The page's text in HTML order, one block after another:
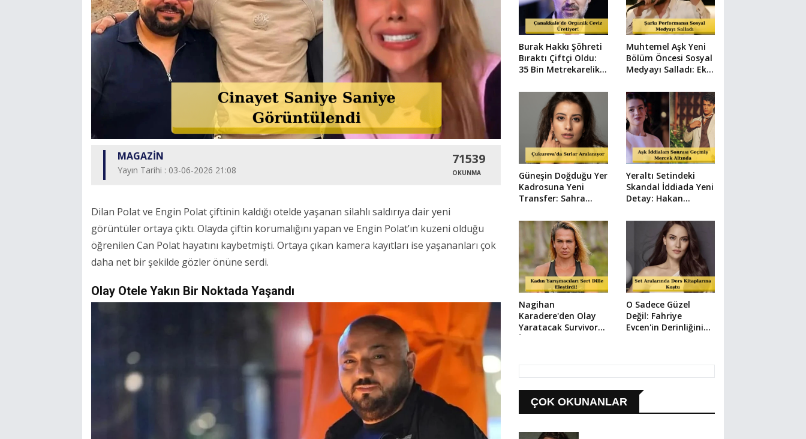
MAGAZİN
Yayın Tarihi : 03-06-2026 21:08
71539
OKUNMA
Dilan Polat ve Engin Polat çiftinin kaldığı otelde yaşanan silahlı saldırıya dair yeni
görüntüler ortaya çıktı. Olayda çiftin korumalığını yapan ve Engin Polat’ın kuzeni olduğu
öğrenilen Can Polat hayatını kaybetmişti. Ortaya çıkan kamera kayıtları ise yaşananları çok
daha net bir şekilde gözler önüne serdi.
Olay Otele Yakın Bir Noktada Yaşandı
Burak Hakkı Şöhreti
Bıraktı Çiftçi Oldu:
35 Bin Metrekarelik
Muhtemel Aşk Yeni
Bölüm Öncesi Sosyal
Medyayı Salladı: Ekin
Güneşin Doğduğu Yer
Kadrosuna Yeni
Transfer: Sahra
Rolüyle Geliyor!
Yeraltı Setindeki
Skandal İddiada Yeni
Detay: Hakan
Yeniden Dolaşımda!
Nagihan
Karadere'den Olay
Yaratacak Survivor
İtirafı: "Erkeklerin
O Sadece Güzel
Değil: Fahriye
Evcen'in Derinliğinin
ÇOK OKUNANLAR